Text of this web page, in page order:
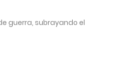
guerra, subrayando el